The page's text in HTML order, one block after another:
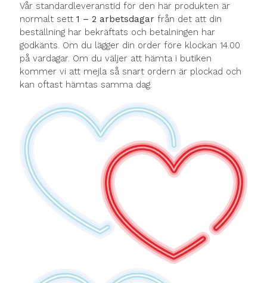
Vår standardleveranstid för den här produkten är
normalt sett 1 – 2 arbetsdagar från det att din
beställning har bekräftats och betalningen har
godkänts. Om du lägger din order före klockan 14.00
på vardagar. Om du väljer att hämta i butiken
kommer vi att mejla så snart ordern är plockad och
kan oftast hämtas samma dag.